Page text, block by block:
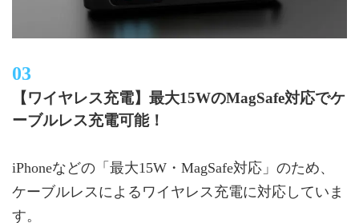
【ワイヤレス充電】最大15WのMagSafe対応でケ
ーブルレス充電可能！
iPhoneなどの「最大15W・MagSafe対応」のため、
ケーブルレスによるワイヤレス充電に対応していま
す。